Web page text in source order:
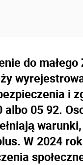
do
i
albo 05 92.
W 2024